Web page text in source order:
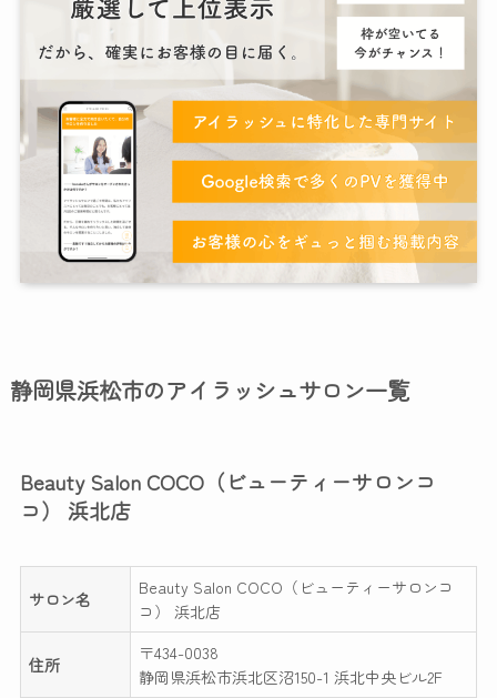
静岡県浜松市のアイラッシュサロン一覧
Beauty Salon COCO（ビューティーサロンコ
コ） 浜北店
サロン名
Beauty Salon COCO（ビューティーサロンコ
コ） 浜北店
住所
〒434-0038
静岡県浜松市浜北区沼150-1 浜北中央ビル2F